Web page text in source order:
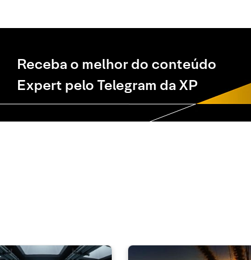
Receba o melhor do conteúdo
Expert pelo Telegram da XP